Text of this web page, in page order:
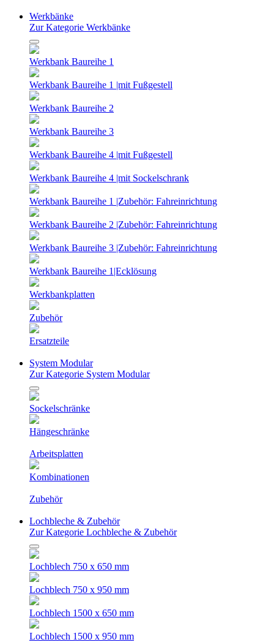
Werkbänke
Zur Kategorie Werkbänke
Werkbank Baureihe 1
Werkbank Baureihe 1 |mit Fußgestell
Werkbank Baureihe 2
Werkbank Baureihe 3
Werkbank Baureihe 4 |mit Fußgestell
Werkbank Baureihe 4 |mit Sockelschrank
Werkbank Baureihe 1 |Zubehör: Fahreinrichtung
Werkbank Baureihe 2 |Zubehör: Fahreinrichtung
Werkbank Baureihe 3 |Zubehör: Fahreinrichtung
Werkbank Baureihe 1|Ecklösung
Werkbankplatten
Zubehör
Ersatzteile
System Modular
Zur Kategorie System Modular
Sockelschränke
Hängeschränke
Arbeitsplatten
Kombinationen
Zubehör
Lochbleche & Zubehör
Zur Kategorie Lochbleche & Zubehör
Lochblech 750 x 650 mm
Lochblech 750 x 950 mm
Lochblech 1500 x 650 mm
Lochblech 1500 x 950 mm